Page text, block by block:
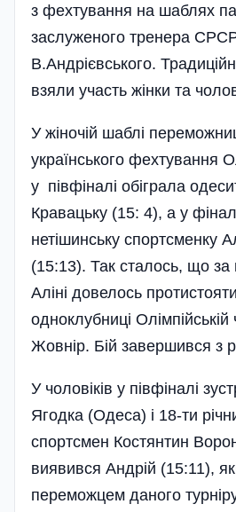
з фехтування на шаблях
заслуженого тренера
В.Андрієвського.
взяли участь жінки та
У жіночій шаблі
українського фехтування
у півфіналі обіграла
Кравацьку (15: 4), а у
нетішинську спортсменку
(15:13). Так сталось, що за
Аліні довелось
одноклубниці Олімпійській
Жовнір. Бій завершився з
У чоловіків у півфіналі
Ягодка (Одеса) і 18-ти
спортсмен Костянтин
виявився Андрій (15:11),
переможцем даного